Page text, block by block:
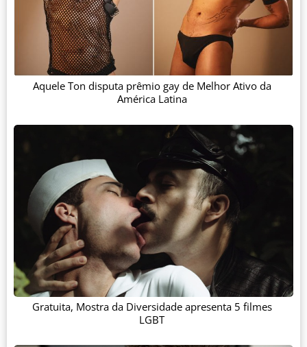
Aquele Ton disputa prêmio gay de Melhor Ativo da
América Latina
Gratuita, Mostra da Diversidade apresenta 5 filmes
LGBT